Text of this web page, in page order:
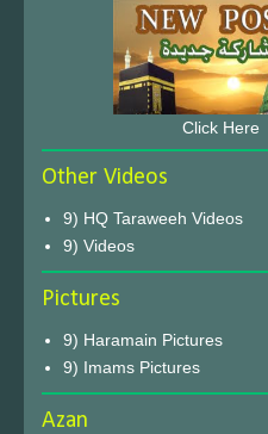
Click Here
Other Videos
9) HQ Taraweeh Videos
9) Videos
Pictures
9) Haramain Pictures
9) Imams Pictures
Azan